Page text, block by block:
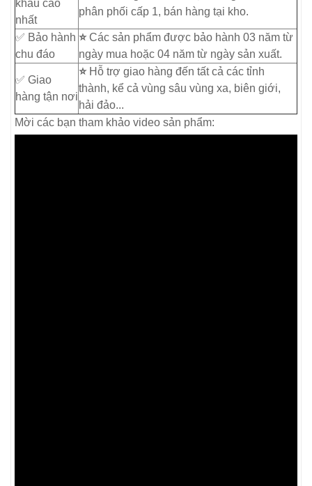
khấu cao
nhất
phân phối cấp 1, bán hàng tại kho.
✅ Bảo hành
chu đáo
⭐Các sản phẩm được bảo hành 03 năm từ
ngày mua hoặc 04 năm từ ngày sản xuất.
✅ Giao
hàng tận nơi
⭐ Hỗ trợ giao hàng đến tất cả các tỉnh
thành, kể cả vùng sâu vùng xa, biên giới,
hải đảo...
Mời các bạn tham khảo video sản phẩm: